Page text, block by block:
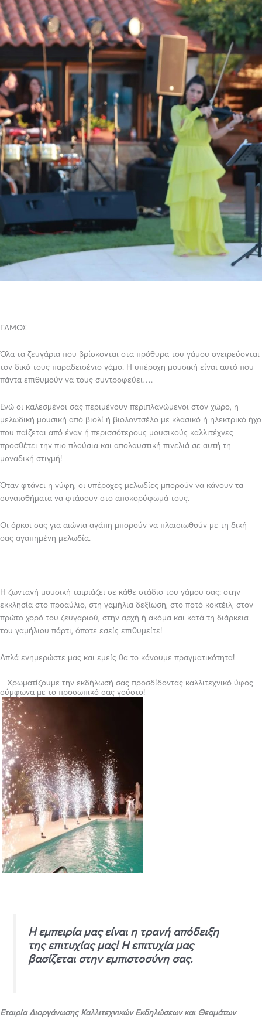
ΓΑΜΟΣ
Όλα τα ζευγάρια που βρίσκονται στα πρόθυρα του γάμου ονειρεύονται
τον δικό τους παραδεισένιο γάμο. Η υπέροχη μουσική είναι αυτό που
πάντα επιθυμούν να τους συντροφεύει….
Ενώ οι καλεσμένοι σας περιμένουν περιπλανώμενοι στον χώρο, η
μελωδική μουσική από βιολί ή βιολοντσέλο με κλασικό ή ηλεκτρικό ήχο
που παίζεται από έναν ή περισσότερους μουσικούς καλλιτέχνες
προσθέτει την πιο πλούσια και απολαυστική πινελιά σε αυτή τη
μοναδική στιγμή!
Όταν φτάνει η νύφη, οι υπέροχες μελωδίες μπορούν να κάνουν τα
συναισθήματα να φτάσουν στο αποκορύφωμά τους.
Οι όρκοι σας για αιώνια αγάπη μπορούν να πλαισιωθούν με τη δική
σας αγαπημένη μελωδία.
Η ζωντανή μουσική ταιριάζει σε κάθε στάδιο του γάμου σας: στην
εκκλησία στο προαύλιο, στη γαμήλια δεξίωση, στο ποτό κοκτέιλ, στον
πρώτο χορό του ζευγαριού, στην αρχή ή ακόμα και κατά τη διάρκεια
του γαμήλιου πάρτι, όποτε εσείς επιθυμείτε!
Απλά ενημερώστε μας και εμείς θα το κάνουμε πραγματικότητα!
– Χρωματίζουμε την εκδήλωσή σας προσδίδοντας καλλιτεχνικό ύφος
σύμφωνα με το προσωπικό σας γούστο!
Η εμπειρία μας είναι η τρανή απόδειξη
της επιτυχίας μας! Η επιτυχία μας
βασίζεται στην εμπιστοσύνη σας.
Εταιρία Διοργάνωσης Καλλιτεχνικών Εκδηλώσεωνκαι Θεαμάτων